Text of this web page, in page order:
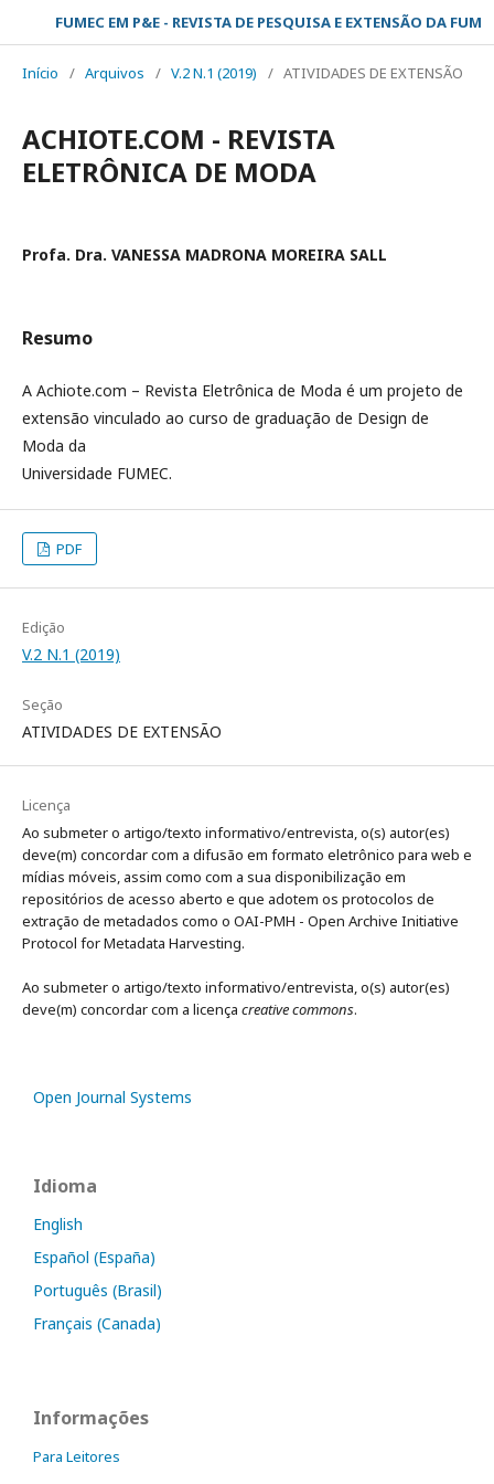
Início / Arquivos / V.2 N.1 (2019) / ATIVIDADES DE EXTENSÃO
ACHIOTE.COM - REVISTA
ELETRÔNICA DE MODA
Profa. Dra. VANESSA MADRONA MOREIRA SALL
Resumo
A Achiote.com – Revista Eletrônica de Moda é um projeto de
extensão vinculado ao curso de graduação de Design de
Moda da
Universidade FUMEC.
PDF
Edição
V.2 N.1 (2019)
Seção
ATIVIDADES DE EXTENSÃO
Licença
Ao submeter o artigo/texto informativo/entrevista, o(s) autor(es)
deve(m) concordar com a difusão em formato eletrônico para web e
mídias móveis, assim como com a sua disponibilização em
repositórios de acesso aberto e que adotem os protocolos de
extração de metadados como o OAI-PMH - Open Archive Initiative
Protocol for Metadata Harvesting.
Ao submeter o artigo/texto informativo/entrevista, o(s) autor(es)
deve(m) concordar com a licença creative commons.
Open Journal Systems
Idioma
English
Español (España)
Português (Brasil)
Français (Canada)
Informações
Para Leitores